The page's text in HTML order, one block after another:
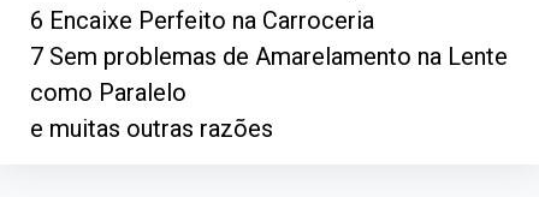
6 Encaixe Perfeito na Carroceria
7 Sem problemas de Amarelamento na Lente
como Paralelo
e muitas outras razões